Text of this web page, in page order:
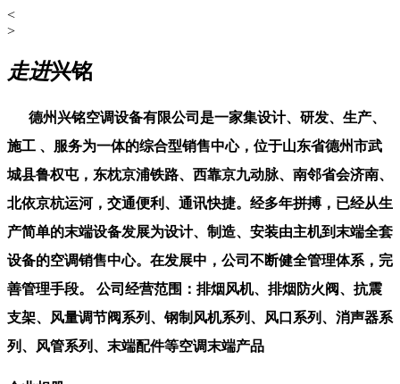
<
>
走进兴铭
德州兴铭空调设备有限公司是一家集设计、研发、生产、
施工 、服务为一体的综合型销售中心，位于山东省德州市武
城县鲁权屯，东枕京浦铁路、西靠京九动脉、南邻省会济南、
北依京杭运河，交通便利、通讯快捷。经多年拼搏，已经从生
产简单的末端设备发展为设计、制造、安装由主机到末端全套
设备的空调销售中心。在发展中，公司不断健全管理体系，完
善管理手段。 公司经营范围：排烟风机、排烟防火阀、抗震
支架、风量调节阀系列、钢制风机系列、风口系列、消声器系
列、风管系列、末端配件等空调末端产品